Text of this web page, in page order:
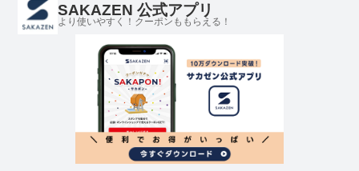
SAKAZEN 公式アプリ
より使いやすく！クーポンももらえる！